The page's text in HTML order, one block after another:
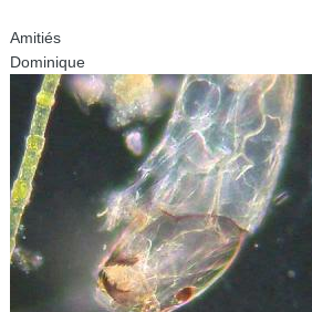
Amitiés
Dominique